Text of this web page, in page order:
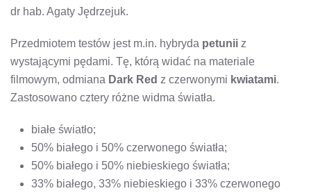
dr hab. Agaty Jędrzejuk.
Przedmiotem testów jest m.in. hybryda petunii z
wystającymi pędami. Tę, którą widać na materiale
filmowym, odmiana Dark Red z czerwonymi kwiatami.
Zastosowano cztery różne widma światła.
białe światło;
50% białego i 50% czerwonego światła;
50% białego i 50% niebieskiego światła;
33% białego, 33% niebieskiego i 33% czerwonego